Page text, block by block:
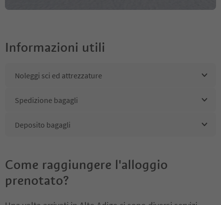
Informazioni utili
Noleggi sci ed attrezzature
Spedizione bagagli
Deposito bagagli
Come raggiungere l'alloggio
prenotato?